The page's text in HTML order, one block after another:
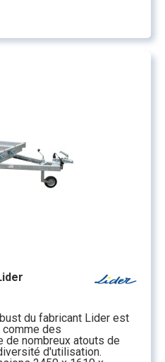
du fabricant Lider est
des
nombreux atouts de
d'utilisation.